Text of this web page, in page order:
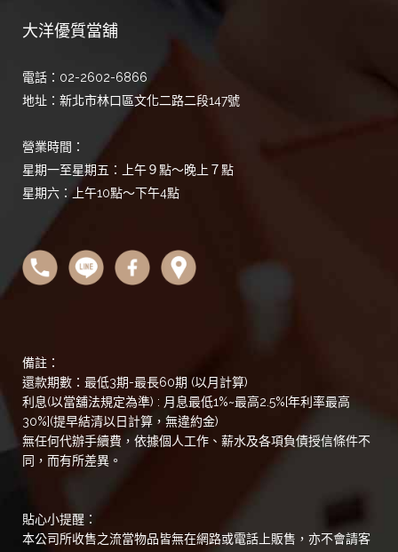
大洋優質當舖
電話：02-2602-6866
地址：新北市林口區文化二路二段147號
營業時間：
星期一至星期五：上午９點～晚上７點
星期六：上午10點～下午4點
備註：
還款期數：最低3期-最長60期 (以月計算)
利息(以當舖法規定為準) : 月息最低1%~最高2.5%[年利率最高
30%](提早結清以日計算，無違約金)
無任何代辦手續費，依據個人工作、薪水及各項負債授信條件不
同，而有所差異。
貼心小提醒：
本公司所收售之流當物品皆無在網路或電話上販售，亦不會請客